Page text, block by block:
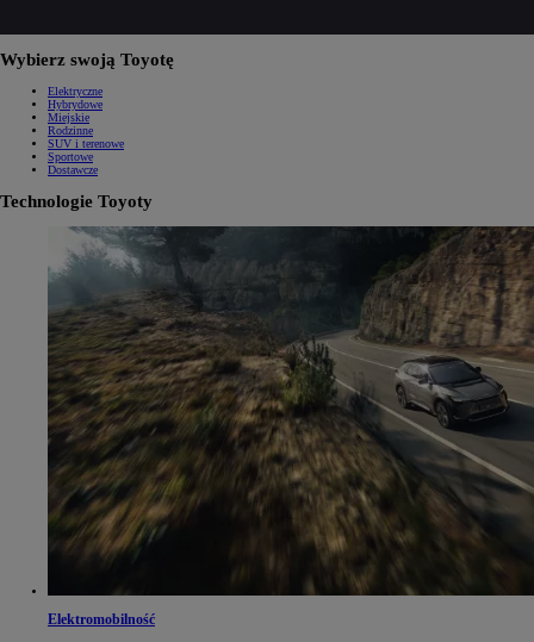
Wybierz swoją Toyotę
Elektryczne
Hybrydowe
Miejskie
Rodzinne
SUV i terenowe
Sportowe
Dostawcze
Technologie Toyoty
Elektromobilność